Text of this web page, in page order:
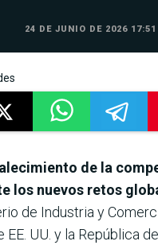
24 DE JUNIO DE 2026 17:51
de la
los nuevos retos
de Industria y
EE. UU. y la República